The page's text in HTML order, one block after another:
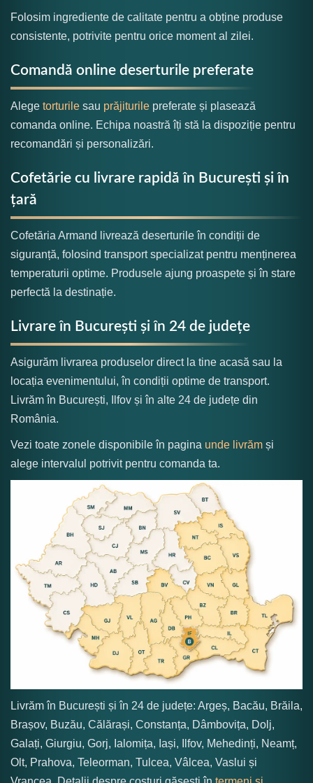
Folosim ingrediente de calitate pentru a obține produse
consistente, potrivite pentru orice moment al zilei.
Comandă online deserturile preferate
Alege torturile sau prăjiturile preferate și plasează
comanda online. Echipa noastră îți stă la dispoziție pentru
recomandări și personalizări.
Cofetărie cu livrare rapidă în București și în
țară
Cofetăria Armand livrează deserturile în condiții de
siguranță, folosind transport specializat pentru menținerea
temperaturii optime. Produsele ajung proaspete și în stare
perfectă la destinație.
Livrare în București și în 24 de județe
Asigurăm livrarea produselor direct la tine acasă sau la
locația evenimentului, în condiții optime de transport.
Livrăm în București, Ilfov și în alte 24 de județe din
România.
Vezi toate zonele disponibile în pagina unde livrăm și
alege intervalul potrivit pentru comanda ta.
Livrăm în București și în 24 de județe: Argeș, Bacău, Brăila,
Brașov, Buzău, Călărași, Constanța, Dâmbovița, Dolj,
Galați, Giurgiu, Gorj, Ialomița, Iași, Ilfov, Mehedinți, Neamț,
Olt, Prahova, Teleorman, Tulcea, Vâlcea, Vaslui și